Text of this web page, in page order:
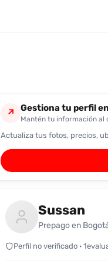
↗ Gestiona tu perfil
Mantén tu información al
Actualiza tus fotos, precios,
Sussan
Prepago en
Perfil no verificado ·